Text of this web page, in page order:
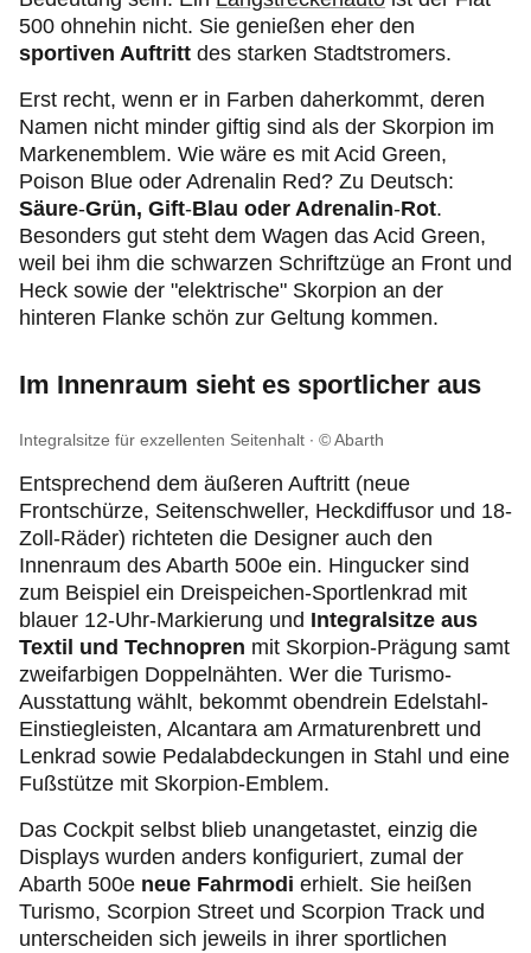
500 ohnehin nicht. Sie genießen eher den
sportiven Auftritt des starken Stadtstromers.
Erst recht, wenn er in Farben daherkommt, deren
Namen nicht minder giftig sind als der Skorpion im
Markenemblem. Wie wäre es mit Acid Green,
Poison Blue oder Adrenalin Red? Zu Deutsch:
Säure-Grün, Gift-Blau oder Adrenalin-Rot.
Besonders gut steht dem Wagen das Acid Green,
weil bei ihm die schwarzen Schriftzüge an Front und
Heck sowie der "elektrische" Skorpion an der
hinteren Flanke schön zur Geltung kommen.
Im Innenraum sieht es sportlicher aus
Integralsitze für exzellenten Seitenhalt © Abarth
Entsprechend dem äußeren Auftritt (neue
Frontschürze, Seitenschweller, Heckdiffusor und 18-
Zoll-Räder) richteten die Designer auch den
Innenraum des Abarth 500e ein. Hingucker sind
zum Beispiel ein Dreispeichen-Sportlenkrad mit
blauer 12-Uhr-Markierung und Integralsitze aus
Textil und Technopren mit Skorpion-Prägung samt
zweifarbigen Doppelnähten. Wer die Turismo-
Ausstattung wählt, bekommt obendrein Edelstahl-
Einstiegleisten, Alcantara am Armaturenbrett und
Lenkrad sowie Pedalabdeckungen in Stahl und eine
Fußstütze mit Skorpion-Emblem.
Das Cockpit selbst blieb unangetastet, einzig die
Displays wurden anders konfiguriert, zumal der
Abarth 500e neue Fahrmodi erhielt. Sie heißen
Turismo, Scorpion Street und Scorpion Track und
unterscheiden sich jeweils in ihrer sportlichen